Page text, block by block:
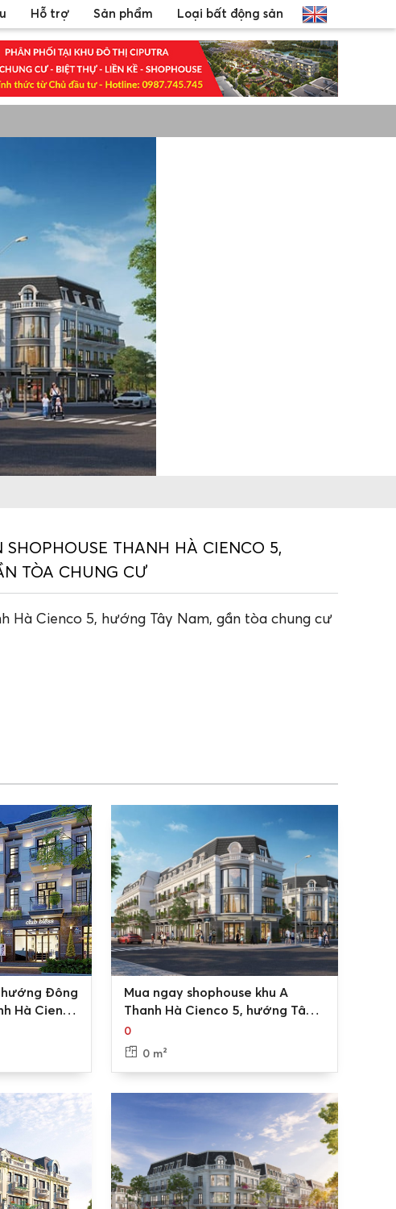
Hỗ trợ Sản phẩm Loại bất động sản
THANH HÀ CIENCO 5,
TÒA CHUNG CƯ
Hà Cienco 5, hướng Tây Nam, gần tòa chung cư
hướng Đông
Hà Cienco
Mua ngay shophouse khu A
Thanh Hà Cienco 5, hướng Tây
Bắc, kinh doanh thuận lợi
0
0 m²